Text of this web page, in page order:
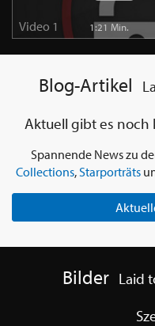
Video 1 1:21 Min.
Blog-Artikel
Aktuell gibt es noch
Spannende News zu
Collections, Starporträts
Bilder Laid